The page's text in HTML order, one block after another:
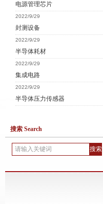
电源管理芯片
2022/9/29
封测设备
2022/9/29
半导体耗材
2022/9/29
集成电路
2022/9/29
半导体压力传感器
搜索 Search